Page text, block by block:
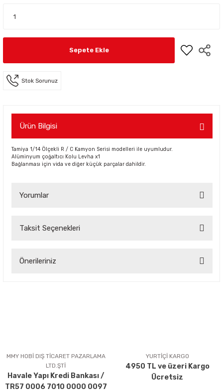
Sepete Ekle
Stok Sorunuz
Ürün Bilgisi
Tamiya 1/14 Ölçekli R / C Kamyon Serisi modelleri ile uyumludur.
Alüminyum çoğaltıcı Kolu Levha x1
Bağlanması için vida ve diğer küçük parçalar dahildir.
Yorumlar
Taksit Seçenekleri
Önerileriniz
Ürün açıklamasında eksik bilgiler bulunuyor.
Ürün bilgilerinde hatalar bulunuyor.
Ürün fiyatı diğer sitelerden daha pahalı.
MMY HOBİ DIŞ TİCARET PAZARLAMA
LTD.ŞTİ
Havale Yapı Kredi Bankası /
TR57 0006 7010 0000 0097
YURTİÇİ KARGO
4950 TL ve üzeri Kargo
Ücretsiz